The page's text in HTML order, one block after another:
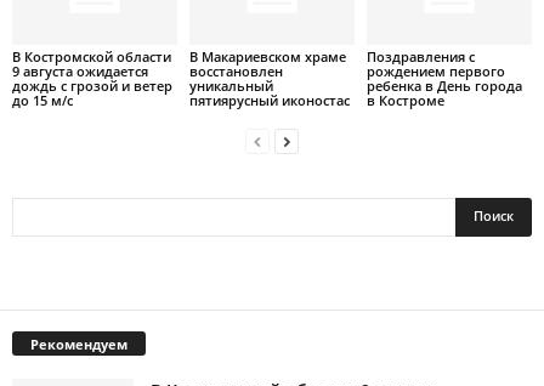
В Костромской области
9 августа ожидается
дождь с грозой и ветер
до 15 м/с
В Макариевском храме
восстановлен
уникальный
пятиярусный иконостас
Поздравления с
рождением первого
ребенка в День города
в Костроме
Рекомендуем